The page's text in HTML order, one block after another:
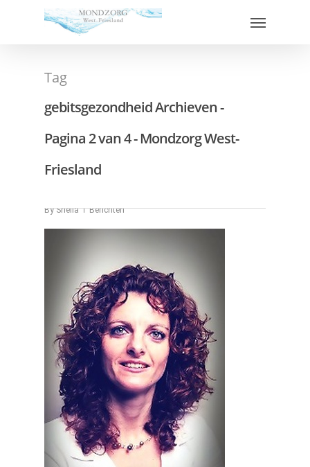
Tag
gebitsgezondheid Archieven -
Pagina 2 van 4 - Mondzorg West-
Friesland
Krantenartikel Corona
By Sheila Berichten